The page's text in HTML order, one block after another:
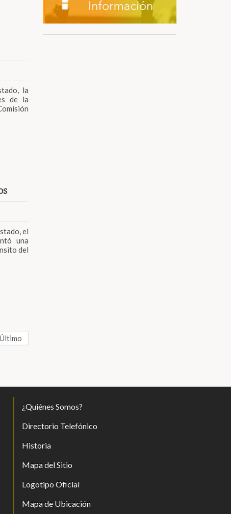
la
de la
el
una
del
Último
¿Quiénes Somos?
Directorio Telefónico
Historia
Mapa del Sitio
Logotipo Oficial
Mapa de Ubicación